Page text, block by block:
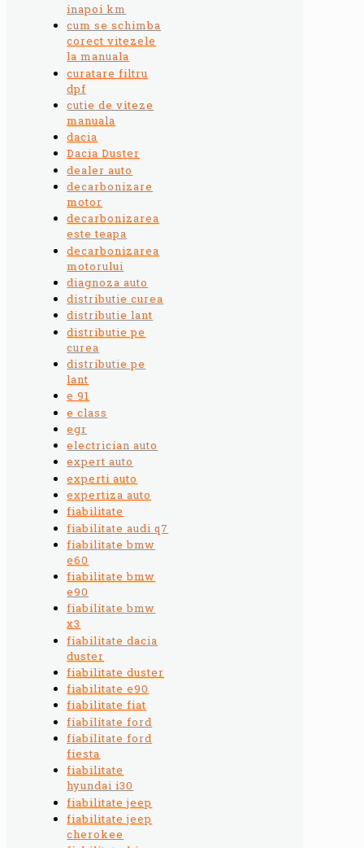
inapoi km
cum se schimba
corect vitezele
la manuala
curatare filtru
dpf
cutie de viteze
manuala
dacia
Dacia Duster
dealer auto
decarbonizare
motor
decarbonizarea
este teapa
decarbonizarea
motorului
diagnoza auto
distributie curea
distributie lant
distributie pe
curea
distributie pe
lant
e 91
e class
egr
electrician auto
expert auto
experti auto
expertiza auto
fiabilitate
fiabilitate audi q7
fiabilitate bmw
e60
fiabilitate bmw
e90
fiabilitate bmw
x3
fiabilitate dacia
duster
fiabilitate duster
fiabilitate e90
fiabilitate fiat
fiabilitate ford
fiabilitate ford
fiesta
fiabilitate
hyundai i30
fiabilitate jeep
fiabilitate jeep
cherokee